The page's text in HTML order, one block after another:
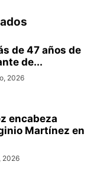
de 47 años de
de...
2026
encabeza
Martínez en
2026